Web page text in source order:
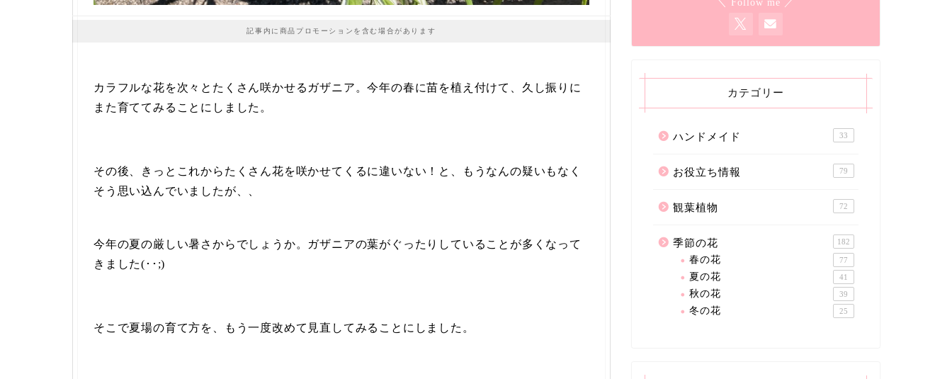
記事内に商品プロモーションを含む場合があります
カラフルな花を次々とたくさん咲かせるガザニア。今年の春に苗を植え付けて、久し振りに
また育ててみることにしました。
その後、きっとこれからたくさん花を咲かせてくるに違いない！と、もうなんの疑いもなく
そう思い込んでいましたが、、
今年の夏の厳しい暑さからでしょうか。ガザニアの葉がぐったりしていることが多くなって
きました(･･;)
そこで夏場の育て方を、もう一度改めて見直してみることにしました。
＼ Follow me ／
カテゴリー
ハンドメイド 33
お役立ち情報 79
観葉植物 72
季節の花 182
春の花 77
夏の花 41
秋の花 39
冬の花 25